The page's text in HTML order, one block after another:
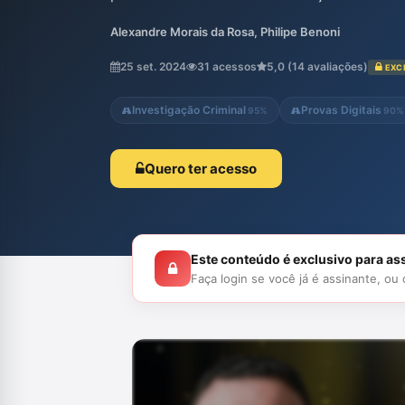
que refletem sobre a legalidade dessa
apresentados casos práticos e reflexões
Alexandre Morais da Rosa, Philipe Benoni
25 set. 2024 31 acessos 5,0 (14 avaliações)
Investigação Criminal 95% Provas Digitais 90%
Quero ter acesso
Este conteúdo é exclusivo para
Faça login se você já é assinante,